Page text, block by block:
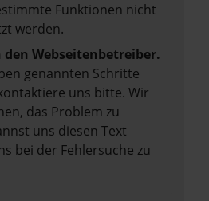
Funktionen nicht
werden.
den Webseitenbetreiber.
genannten Schritte
uns bitte. Wir
das Problem zu
uns diesen Text
bei der Fehlersuche zu